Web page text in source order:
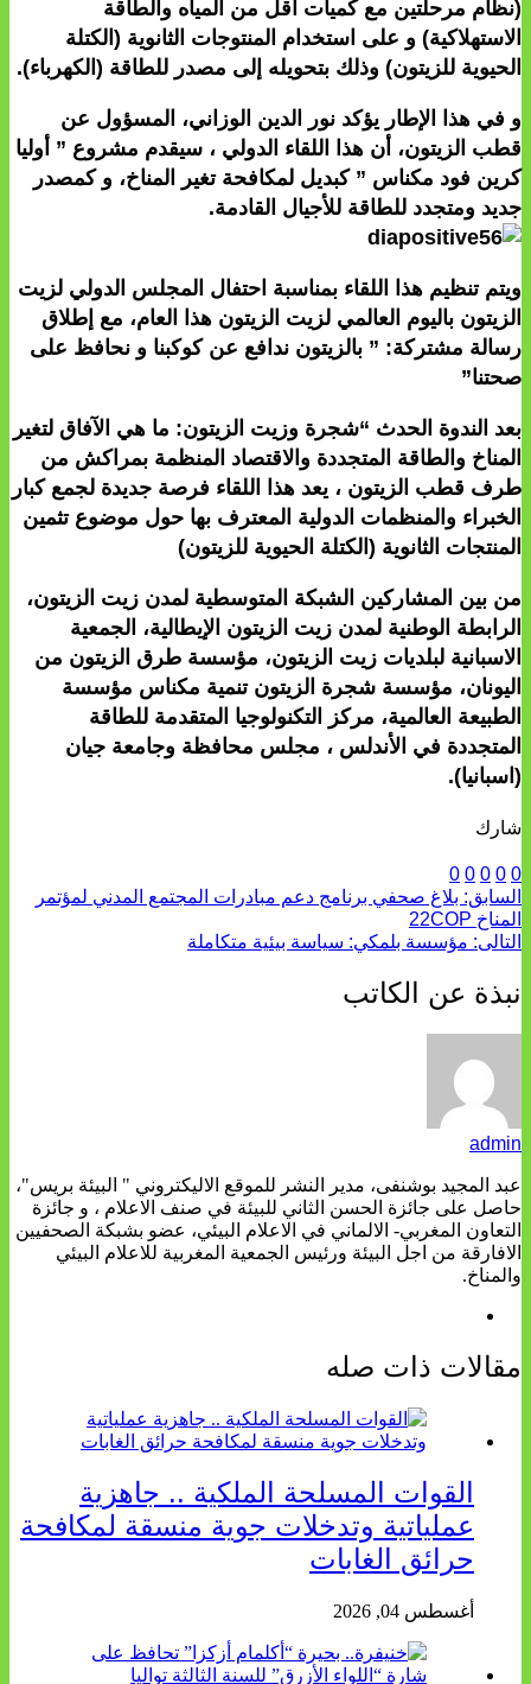
(نظام مرحلتين مع كميات أقل من المياه والطاقة
الاستهلاكية) و على استخدام المنتوجات الثانوية (الكتلة
الحيوية للزيتون) وذلك بتحويله إلى مصدر للطاقة (الكهرباء).
و في هذا الإطار يؤكد نور الدين الوزاني، المسؤول عن
قطب الزيتون، أن هذا اللقاء الدولي ، سيقدم مشروع ” أوليا
كرين فود مكناس ” كبديل لمكافحة تغير المناخ، و كمصدر
جديد ومتجدد للطاقة للأجيال القادمة.
ويتم تنظيم هذا اللقاء بمناسبة احتفال المجلس الدولي لزيت
الزيتون باليوم العالمي لزيت الزيتون هذا العام، مع إطلاق
رسالة مشتركة: ” بالزيتون ندافع عن كوكبنا و نحافظ على
صحتنا”
بعد الندوة الحدث “شجرة وزيت الزيتون: ما هي الآفاق لتغير
المناخ والطاقة المتجددة والاقتصاد المنظمة بمراكش من
طرف قطب الزيتون ، يعد هذا اللقاء فرصة جديدة لجمع كبار
الخبراء والمنظمات الدولية المعترف بها حول موضوع تثمين
المنتجات الثانوية (الكتلة الحيوية للزيتون)
من بين المشاركين الشبكة المتوسطية لمدن زيت الزيتون،
الرابطة الوطنية لمدن زيت الزيتون الإيطالية، الجمعية
الاسبانية لبلديات زيت الزيتون، مؤسسة طرق الزيتون من
اليونان، مؤسسة شجرة الزيتون تنمية مكناس مؤسسة
الطبيعة العالمية، مركز التكنولوجيا المتقدمة للطاقة
المتجددة في الأندلس ، مجلس محافظة وجامعة جيان
(اسبانيا).
شارك
0
0
0
0
0
السابق: بلاغ صحفي برنامج دعم مبادرات المجتمع المدني لمؤتمر
المناخ 22COP
التالى: مؤسسة بلمكي: سياسة بيئية متكاملة
نبذة عن الكاتب
admin
عبد المجيد بوشنفى، مدير النشر للموقع الاليكتروني " البيئة بريس"،
حاصل على جائزة الحسن الثاني للبيئة في صنف الاعلام ، و جائزة
التعاون المغربي- الالماني في الاعلام البيئي، عضو بشبكة الصحفيين
الافارقة من اجل البيئة ورئيس الجمعية المغربية للاعلام البيئي
والمناخ.
مقالات ذات صله
القوات المسلحة الملكية .. جاهزية
عملياتية وتدخلات جوية منسقة لمكافحة
حرائق الغابات
أغسطس 04, 2026